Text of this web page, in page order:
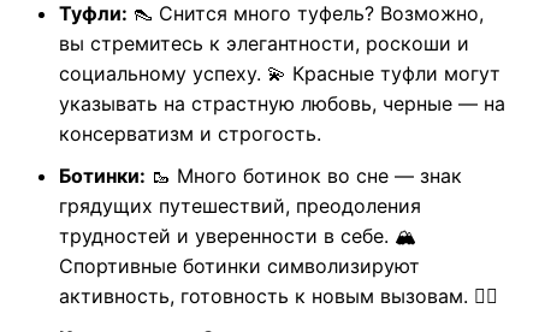
Туфли: 👠 Снится много туфель? Возможно,
вы стремитесь к элегантности, роскоши и
социальному успеху. 💫 Красные туфли могут
указывать на страстную любовь, черные — на
консерватизм и строгость.
Ботинки: 🥾 Много ботинок во сне — знак
грядущих путешествий, преодоления
трудностей и уверенности в себе. 🏔️
Спортивные ботинки символизируют
активность, готовность к новым вызовам. 🏃‍♀️